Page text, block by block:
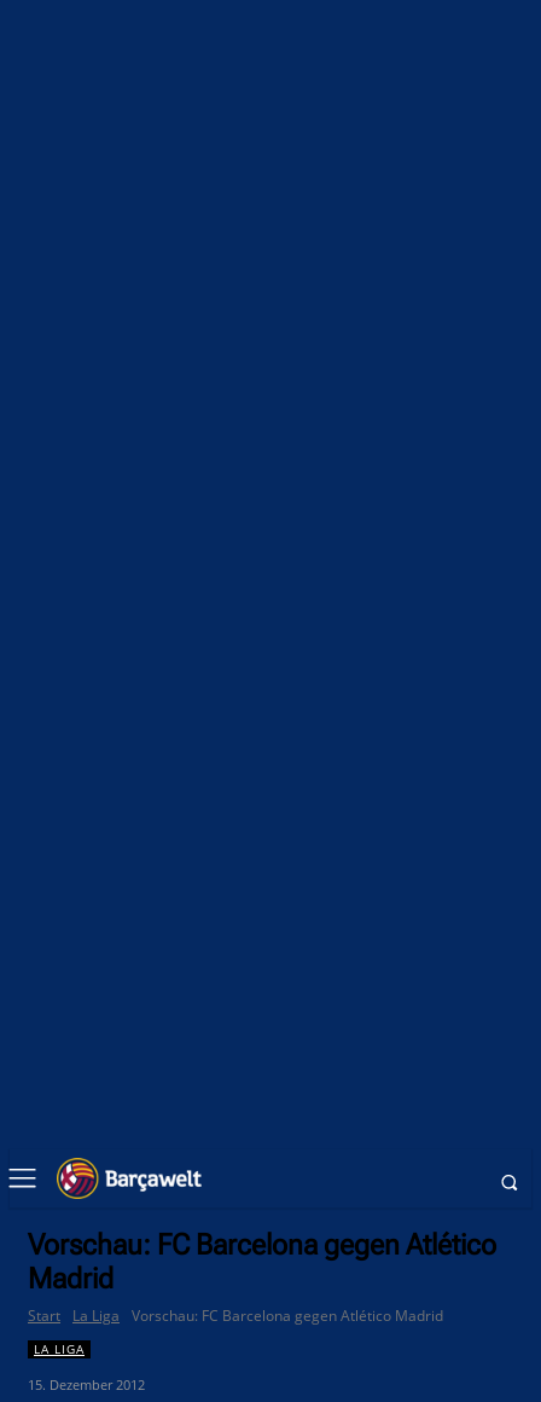
Vorschau: FC Barcelona gegen Atlético
Madrid
Start La Liga Vorschau: FC Barcelona gegen Atlético Madrid
LA LIGA
15. Dezember 2012